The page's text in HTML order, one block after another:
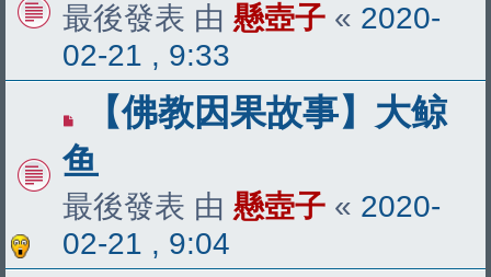
最後發表 由 懸壺子 « 2020-
02-21 , 9:33
【佛教因果故事】大鲸
鱼
最後發表 由 懸壺子 « 2020-
02-21 , 9:04